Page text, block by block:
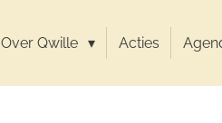
Over Qwille Acties